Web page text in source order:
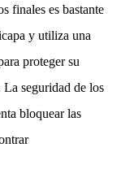
finales es bastante
y utiliza una
proteger su
La seguridad de los
bloquear las